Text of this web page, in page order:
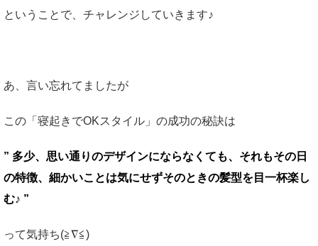
ということで、チャレンジしていきます♪
あ、言い忘れてましたが
この「寝起きでOKスタイル」の成功の秘訣は
” 多少、思い通りのデザインにならなくても、それもその日
の特徴、細かいことは気にせずそのときの髪型を目一杯楽し
む♪ ”
って気持ち(≧∇≦)